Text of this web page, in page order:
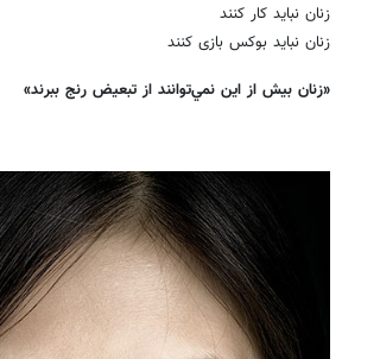
زنان نباید كار كنند
زنان نباید بوكس بازی كنند
«زنان بيش از اين نمي‌توانند از تبعيض رنج ببرند»